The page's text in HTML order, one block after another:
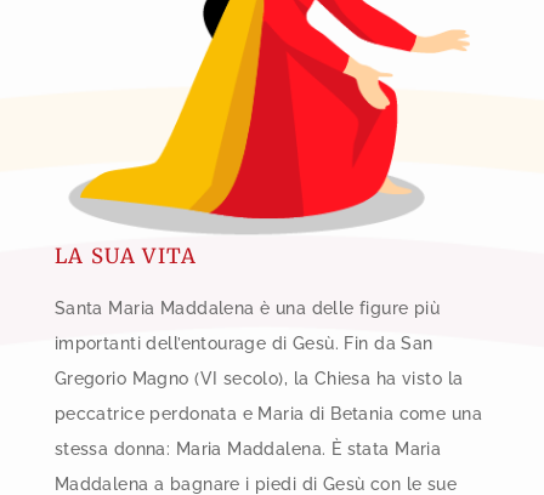
LA SUA VITA
Santa Maria Maddalena è una delle figure più
importanti dell’entourage di Gesù. Fin da San
Gregorio Magno (VI secolo), la Chiesa ha visto la
peccatrice perdonata e Maria di Betania come una
stessa donna: Maria Maddalena. È stata Maria
Maddalena a bagnare i piedi di Gesù con le sue